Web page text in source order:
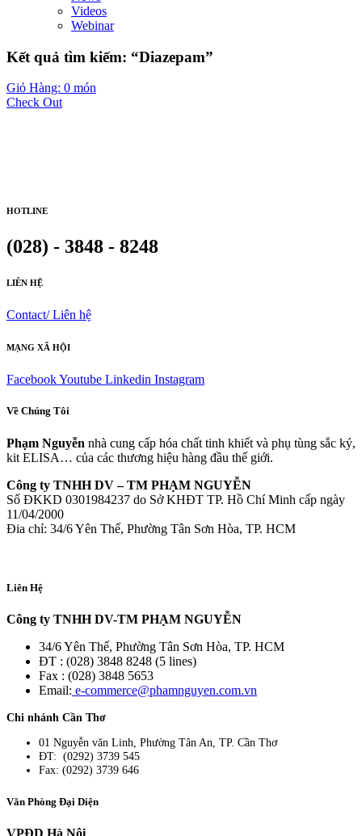
Videos
Webinar
Kết quả tìm kiếm: “Diazepam”
Giỏ Hàng: 0 món
Check Out
HOTLINE
(028) - 3848 - 8248
LIÊN HỆ
Contact/ Liên hệ
MẠNG XÃ HỘI
FacebookYoutube Linkedin Instagram
Về Chúng Tôi
Phạm Nguyễn nhà cung cấp hóa chất tinh khiết và phụ tùng sắc ký,
kit ELISA… của các thương hiệu hàng đầu thế giới.
Công ty TNHH DV – TM PHẠM NGUYỄN
Số ĐKKD 0301984237 do Sở KHĐT TP. Hồ Chí Minh cấp ngày
11/04/2000
Đia chỉ: 34/6 Yên Thế, Phường Tân Sơn Hòa, TP. HCM
Liên Hệ
Công ty TNHH DV-TM PHẠM NGUYỄN
34/6 Yên Thế, Phường Tân Sơn Hòa, TP. HCM
ĐT : (028) 3848 8248 (5 lines)
Fax : (028) 3848 5653
Email: e-commerce@phamnguyen.com.vn
Chi nhánh Cần Thơ
01 Nguyễn văn Linh, Phường Tân An, TP. Cần Thơ
ĐT: (0292) 3739 545
Fax: (0292) 3739 646
Văn Phòng Đại Diện
VPĐD Hà Nội